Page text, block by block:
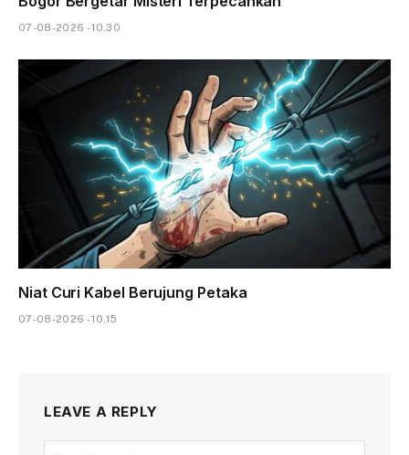
07-08-2026 - 10.30
Niat Curi Kabel Berujung Petaka
07-08-2026 - 10.15
LEAVE A REPLY